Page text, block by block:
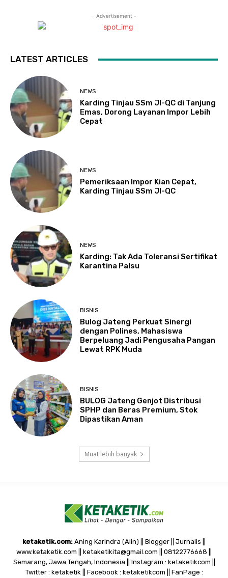
- Advertisement -
LATEST ARTICLES
NEWS
Karding Tinjau SSm JI-QC di Tanjung
Emas, Dorong Layanan Impor Lebih
Cepat
NEWS
Pemeriksaan Impor Kian Cepat,
Karding Tinjau SSm JI-QC
NEWS
Karding: Tak Ada Toleransi Sertifikat
Karantina Palsu
BISNIS
Bulog Jateng Perkuat Sinergi
dengan Polines, Mahasiswa
Berpeluang Jadi Pengusaha Pangan
Lewat RPK Muda
BISNIS
BULOG Jateng Genjot Distribusi
SPHP dan Beras Premium, Stok
Dipastikan Aman
Muat lebih banyak
ketaketik.com: Aning Karindra (Alin) || Blogger || Jurnalis ||
www.ketaketik.com || ketaketikita@gmail.com || 08122776668 ||
Semarang, Jawa Tengah, Indonesia || Instagram : ketaketikcom ||
Twitter : ketaketik || Facebook : ketaketikcom || FanPage :